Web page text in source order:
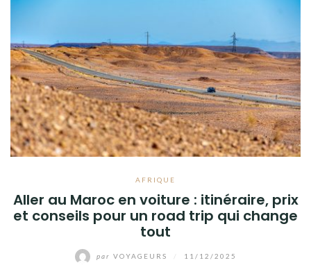
AFRIQUE
Aller au Maroc en voiture : itinéraire, prix
et conseils pour un road trip qui change
tout
par VOYAGEURS 11/12/2025